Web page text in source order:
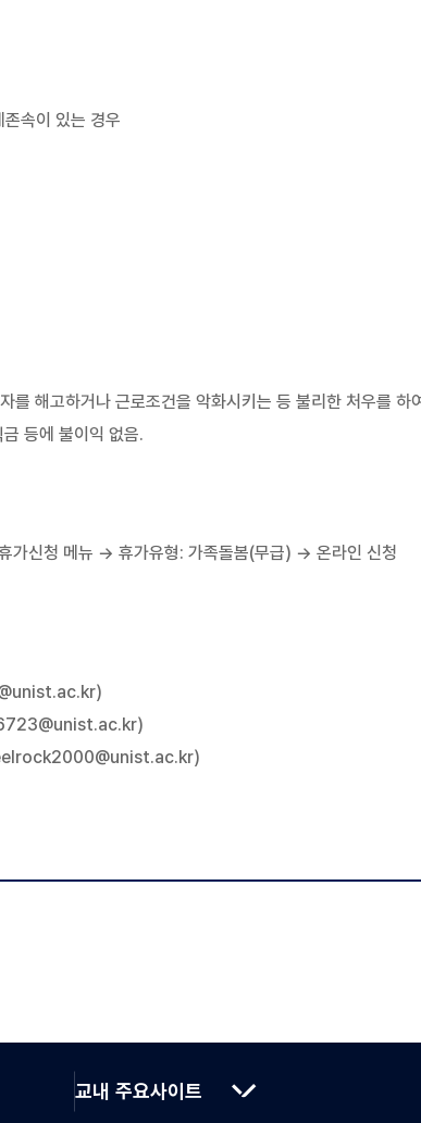
속이 있는 경우
를 해고하거나 근로조건을 악화시키는 등 불리한 처우를 하
등에 불이익 없음.
신청 메뉴 → 휴가유형: 가족돌봄(무급) → 온라인 신청
)
교내 주요사이트